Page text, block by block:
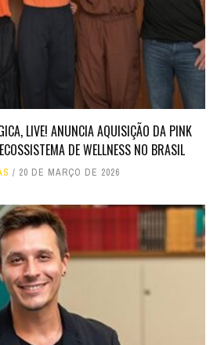
LIVE! ANUNCIA AQUISIÇÃO DA PINK
DE WELLNESS NO BRASIL
20 DE MARÇO DE 2026